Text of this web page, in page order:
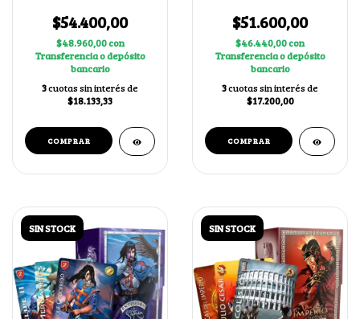
$54.400,00
$48.960,00con
Transferencia o depósito
bancario
3cuotas sin interés de
$18.133,33
$51.600,00
$46.440,00con
Transferencia o depósito
bancario
3cuotas sin interés de
$17.200,00
SIN STOCK SIN STOCK